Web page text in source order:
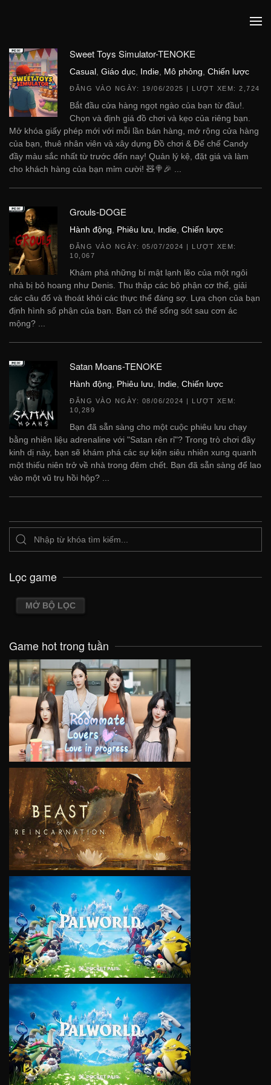
Sweet Toys Simulator-TENOKE
Casual Giáo dục Indie Mô phỏng Chiến lược
ĐĂNG VÀO NGÀY: 19/06/2025 | LƯỢT XEM: 2,724
Bắt đầu cửa hàng ngọt ngào của bạn từ đầu!.
Chọn và định giá đồ chơi và kẹo của riêng bạn.
Mở khóa giấy phép mới với mỗi lần bán hàng, mở rộng cửa hàng
của bạn, thuê nhân viên và xây dựng Đồ chơi & Đế chế Candy
đầy màu sắc nhất từ ​​trước đến nay! Quản lý kệ, đặt giá và làm
cho khách hàng của bạn mỉm cười! 🧸🍭🎉 ...
Grouls-DOGE
Hành động Phiêu lưu Indie Chiến lược
ĐĂNG VÀO NGÀY: 05/07/2024 | LƯỢT XEM:
10,067
Khám phá những bí mật lạnh lẽo của một ngôi
nhà bị bỏ hoang như Denis. Thu thập các bộ phận cơ thể, giải
các câu đố và thoát khỏi các thực thể đáng sợ. Lựa chọn của bạn
định hình số phận của bạn. Bạn có thể sống sót sau cơn ác
mộng? ...
Satan Moans-TENOKE
Hành động Phiêu lưu Indie Chiến lược
ĐĂNG VÀO NGÀY: 08/06/2024 | LƯỢT XEM:
10,289
Bạn đã sẵn sàng cho một cuộc phiêu lưu chạy
bằng nhiên liệu adrenaline với "Satan rên rỉ"? Trong trò chơi đầy
kinh dị này, bạn sẽ khám phá các sự kiện siêu nhiên xung quanh
một thiếu niên trở về nhà trong đêm chết. Bạn đã sẵn sàng để lao
vào một vũ trụ hồi hộp? ...
Lọc game
MỞ BỘ LỌC
Game hot trong tuần
VIEW
VIEW
VIEW
VIEW